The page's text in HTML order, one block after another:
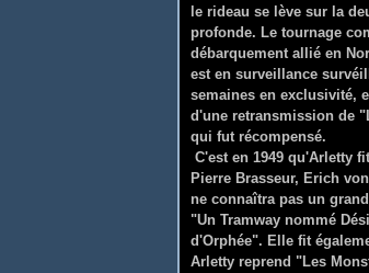
le rideau se lève sur la
profonde. Le tournage
débarquement allié en
est en surveillance
semaines en exclusivité,
d'une retransmission de
qui fut récompensé.
C'est en 1949 qu'Arletty
Pierre Brasseur, Erich
ne connaîtra pas un
"Un Tramway nommé
d'Orphée". Elle fit
Arletty reprend "Les